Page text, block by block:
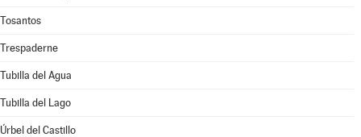
Tosantos
Trespaderne
Tubilla del Agua
Tubilla del Lago
Úrbel del Castillo